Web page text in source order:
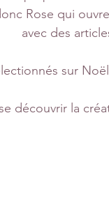
DT Tiffany
Invitées
Rose qui
avec des
sur
découvrir la